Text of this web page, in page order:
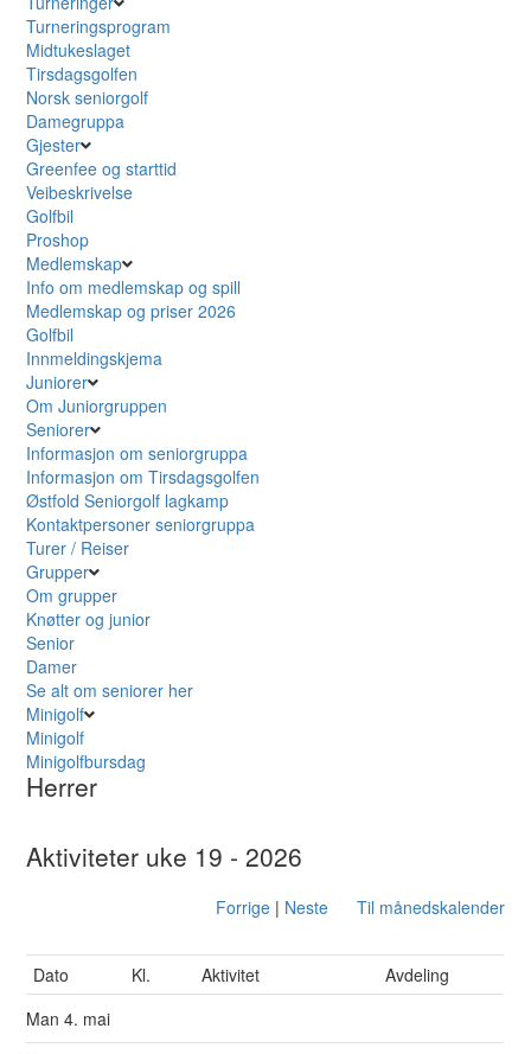
Turneringsprogram
Midtukeslaget
Tirsdagsgolfen
Norsk seniorgolf
Damegruppa
Gjester
Greenfee og starttid
Veibeskrivelse
Golfbil
Proshop
Medlemskap
Info om medlemskap og spill
Medlemskap og priser 2026
Golfbil
Innmeldingskjema
Juniorer
Om Juniorgruppen
Seniorer
Informasjon om seniorgruppa
Informasjon om Tirsdagsgolfen
Østfold Seniorgolf lagkamp
Kontaktpersoner seniorgruppa
Turer / Reiser
Grupper
Om grupper
Knøtter og junior
Senior
Damer
Se alt om seniorer her
Minigolf
Minigolf
Minigolfbursdag
Herrer
Aktiviteter uke 19 - 2026
Forrige| Neste Til månedskalender
Dato Kl. Aktivitet
Avdeling
Man4. mai